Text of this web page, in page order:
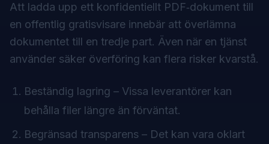
Att ladda upp ett konfidentiellt PDF‑dokument till
en offentlig gratisvisare innebär att överlämna
dokumentet till en tredje part. Även när en tjänst
använder säker överföring kan flera risker kvarstå.
Beständig lagring – Vissa leverantörer kan
behålla filer längre än förväntat.
Begränsad transparens – Det kan vara oklart